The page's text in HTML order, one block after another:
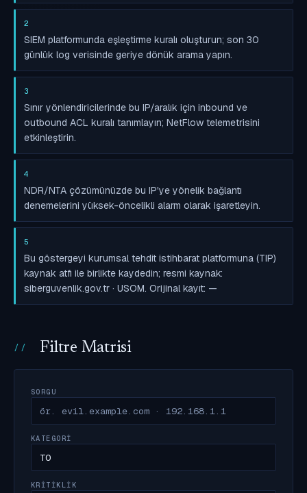
2
SIEM platformunda eşleştirme kuralı oluşturun; son 30
günlük log verisinde geriye dönük arama yapın.
3
Sınır yönlendiricilerinde bu IP/aralık için inbound ve
outbound ACL kuralı tanımlayın; NetFlow telemetrisini
etkinleştirin.
4
NDR/NTA çözümünüzde bu IP'ye yönelik bağlantı
denemelerini yüksek-öncelikli alarm olarak işaretleyin.
5
Bu göstergeyi kurumsal tehdit istihbarat platformuna (TIP)
kaynak atfı ile birlikte kaydedin; resmi kaynak:
siberguvenlik.gov.tr · USOM. Orijinal kayıt: —
Filtre Matrisi
SORGU
KATEGORI
KRITIKLIK